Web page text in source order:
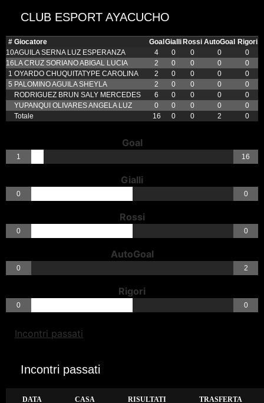
CLUB ESPORT AYACUCHO
# Giocatore Goal Gialli Rossi AutoGoal
Rigori
10AGUILA SERNA LUZ ESPERANZA 4 0 0 0
0
16 LA CRUZ SORIANO ABIGAL LUCIA 2 0 0 0
0
1 OYARDO CHUQUITATYPE CAROLINA 2 0 0 0
0
5 PALOMINO AGUILA SHEYLA 2 0 0 0
0
RODRIGUEZ BRUN SALY MERCEDES
6 0 0 0
0
YUPANQUI OLIVARES ANGELA LUZ
0 0 0 0
0
Totale
16 0 0 2 0
Goal
1 16
Gialli
0 0
Rossi
0 0
AutoGoal
0 2
Rigori
0 0
Incontri passati
Incontri passati
DATA CASA RISULTATI TRASFERTA